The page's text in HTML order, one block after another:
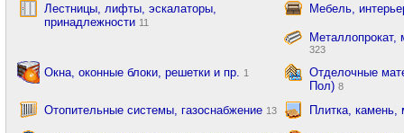
Лестницы, лифты, эскалаторы,
принадлежности 11
Мебель,
323
Окна, оконные блоки, решетки и пр. 1
Отделочные
Пол)8
Отопительные системы, газоснабжение 13 Плитка, камень,